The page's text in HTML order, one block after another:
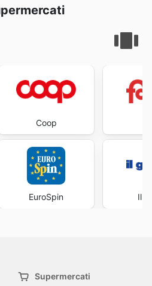
Coop
EuroSpin Il
Supermercati